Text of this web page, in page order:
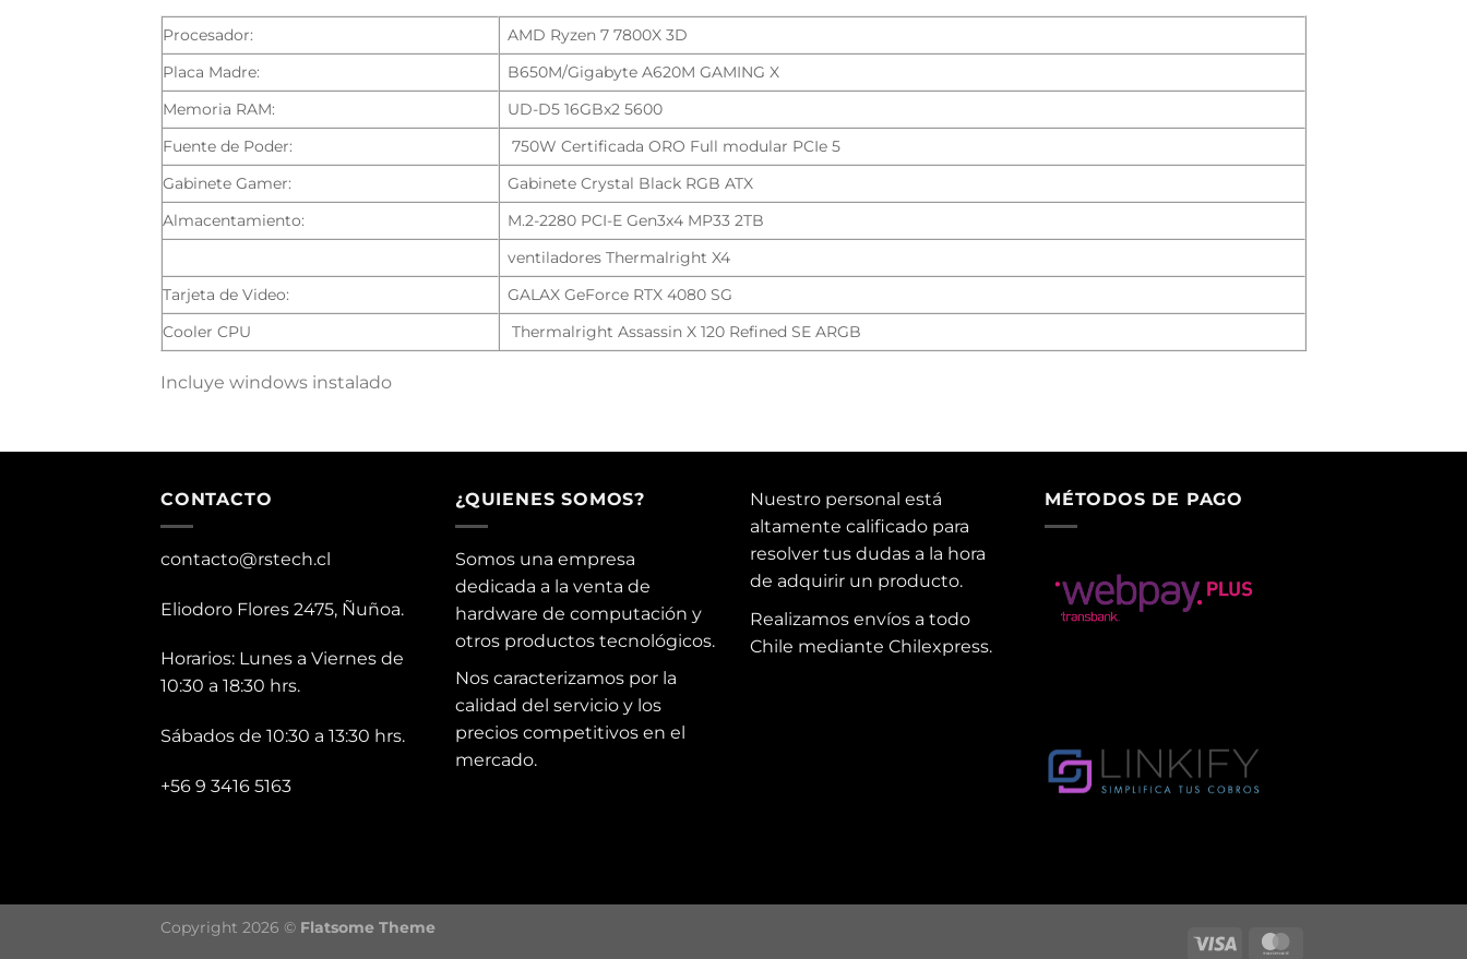
Procesador:
AMD Ryzen 7 7800X 3D
Placa Madre:
B650M/Gigabyte A620M GAMING X
Memoria RAM:
UD-D5 16GBx2 5600
Fuente de Poder:
750W Certificada ORO Full modular PCIe 5
Gabinete Gamer:
Gabinete Crystal Black RGB ATX
Almacentamiento:
M.2-2280 PCI-E Gen3x4 MP33 2TB
ventiladores Thermalright X4
Tarjeta de Video:
GALAX GeForce RTX 4080 SG
Cooler CPU
Thermalright Assassin X 120 Refined SE ARGB
Incluye windows instalado
CONTACTO
contacto@rstech.cl
Eliodoro Flores 2475, Ñuñoa.
Horarios: Lunes a Viernes de
10:30 a 18:30 hrs.
Sábados de 10:30 a 13:30 hrs.
+56 9 3416 5163
¿QUIENES SOMOS?
Somos una empresa
dedicada a la venta de
hardware de computación y
otros productos tecnológicos.
Nos caracterizamos por la
calidad del servicio y los
precios competitivos en el
mercado.
Nuestro personal está
altamente calificado para
resolver tus dudas a la hora
de adquirir un producto.
Realizamos envíos a todo
Chile mediante Chilexpress.
MÉTODOS DE PAGO
Copyright 2026 © Flatsome Theme